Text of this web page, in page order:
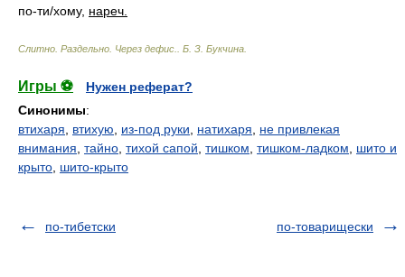
по-ти/хому, нареч.
Слитно. Раздельно. Через дефис. Б. З. Букчина
Игры ⚽
Нужен реферат?
Синонимы:
втихаря
втихую из-под руки натихаря
не привлекая
внимания тайно тихой сапой тишком тишком-ладком
шито и
крыто шито-крыто
по-тибетски по-товарищески